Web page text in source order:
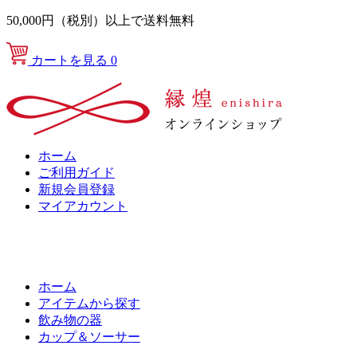
50,000円（税別）以上で送料無料
カートを見る 0
ホーム
ご利用ガイド
新規会員登録
マイアカウント
ホーム
アイテムから探す
飲み物の器
カップ＆ソーサー